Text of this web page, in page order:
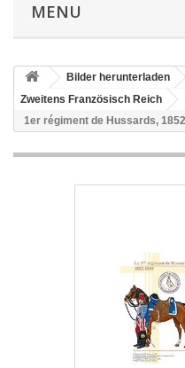
MENU
Bilder herunterladen
Zweitens Französisch Reich
1er régiment de Hussards,